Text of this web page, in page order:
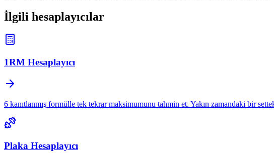
İlgili hesaplayıcılar
1RM Hesaplayıcı
6 kanıtlanmış formülle tek tekrar maksimumunu tahmin et. Yakın zamandaki bir
Plaka Hesaplayıcı